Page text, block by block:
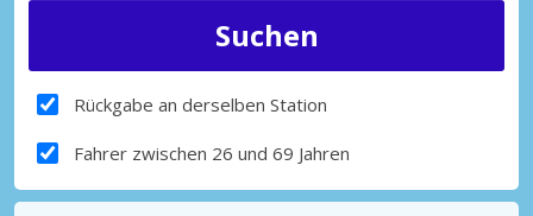
Rückgabe an derselben Station
Fahrer zwischen 26 und 69 Jahren